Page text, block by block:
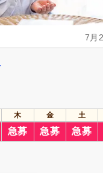
7月
木 金 土
急募 急募 急募